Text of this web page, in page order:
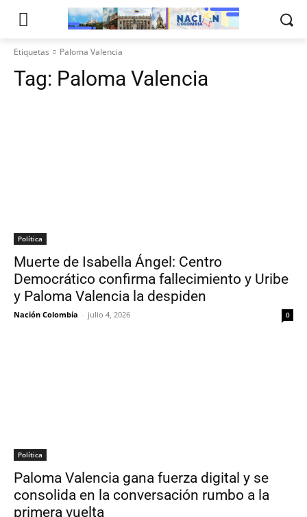
Etiquetas Paloma Valencia
Tag: Paloma Valencia
Política
Muerte de Isabella Ángel: Centro
Democrático confirma fallecimiento y Uribe
y Paloma Valencia la despiden
Nación Colombia - julio 4, 2026 0
Política
Paloma Valencia gana fuerza digital y se
consolida en la conversación rumbo a la
primera vuelta